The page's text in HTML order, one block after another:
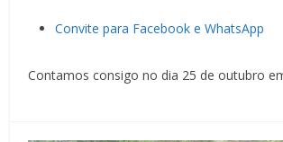
Convite para Facebook e WhatsApp
Contamos consigo no dia 25 de outubro